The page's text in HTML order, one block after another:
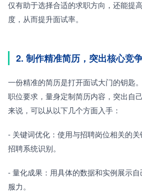
仅有助于选择合适的求职方向，还能提
度，从而提升面试率。
2. 制作精准简历，突出核心竞
一份精准的简历是打开面试大门的钥匙
职位要求，量身定制简历内容，突出自
来说，可以从以下几个方面入手：
- 关键词优化：使用与招聘岗位相关的
招聘系统识别。
- 量化成果：用具体的数据和实例展示
服力。